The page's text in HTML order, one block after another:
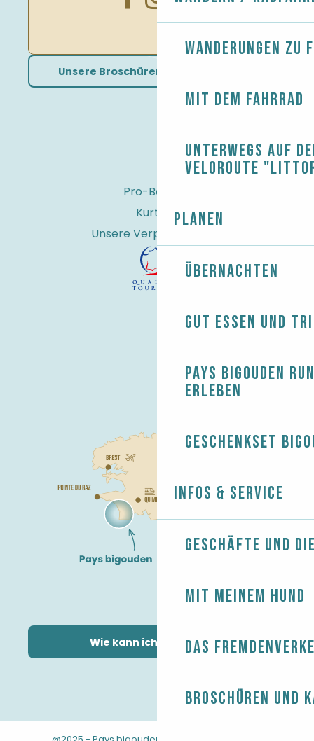
Wanderungen zu
Mit dem Fahrrad
Unterwegs auf
Veloroute
Planen
Übernachten
Gut essen und
Pays Bigouden
erleben
Geschenkset
Infos & Service
Geschäfte und
Mit meinem Hund
Das
Broschüren und
Unsere Broschüren herunterladen
Pro-Bereich
Kurtaxe
Unsere Verpflichtungen
Wie kann ich kommen?